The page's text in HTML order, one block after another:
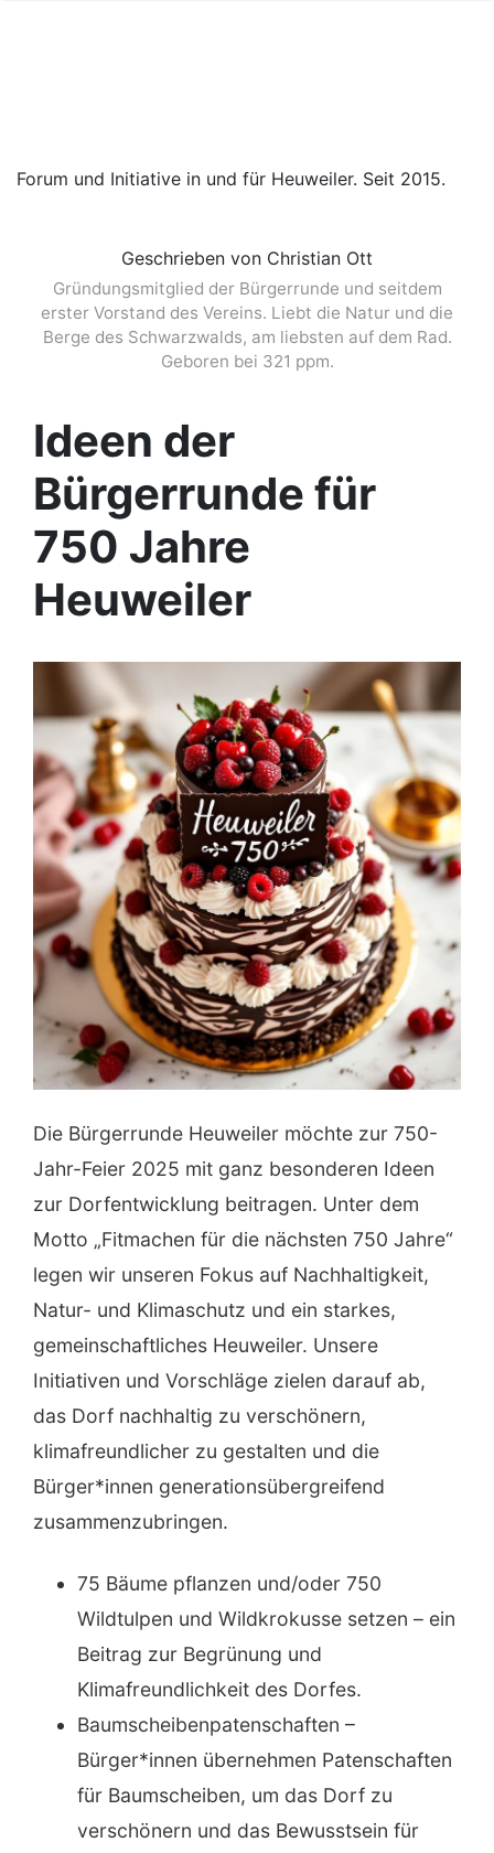
Forum und Initiative in und für Heuweiler. Seit 2015.
Geschrieben von Christian Ott
Gründungsmitglied der Bürgerrunde und seitdem
erster Vorstand des Vereins. Liebt die Natur und die
Berge des Schwarzwalds, am liebsten auf dem Rad.
Geboren bei 321 ppm.
Ideen der
Bürgerrunde für
750 Jahre
Heuweiler
Die Bürgerrunde Heuweiler möchte zur 750-
Jahr-Feier 2025 mit ganz besonderen Ideen
zur Dorfentwicklung beitragen. Unter dem
Motto „Fitmachen für die nächsten 750 Jahre“
legen wir unseren Fokus auf Nachhaltigkeit,
Natur- und Klimaschutz und ein starkes,
gemeinschaftliches Heuweiler. Unsere
Initiativen und Vorschläge zielen darauf ab,
das Dorf nachhaltig zu verschönern,
klimafreundlicher zu gestalten und die
Bürger*innen generationsübergreifend
zusammenzubringen.
75 Bäume pflanzen und/oder 750
Wildtulpen und Wildkrokusse setzen – ein
Beitrag zur Begrünung und
Klimafreundlichkeit des Dorfes.
Baumscheibenpatenschaften –
Bürger*innen übernehmen Patenschaften
für Baumscheiben, um das Dorf zu
verschönern und das Bewusstsein für